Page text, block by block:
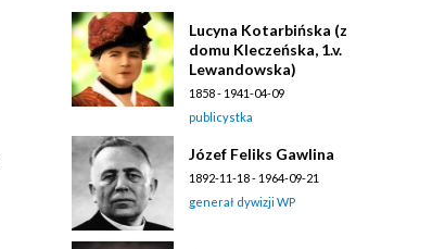
Lucyna Kotarbińska (z
domu Kleczeńska, 1.v.
Lewandowska)
1858 - 1941-04-09
publicystka
Józef Feliks Gawlina
1892-11-18 - 1964-09-21
generał dywizji WP